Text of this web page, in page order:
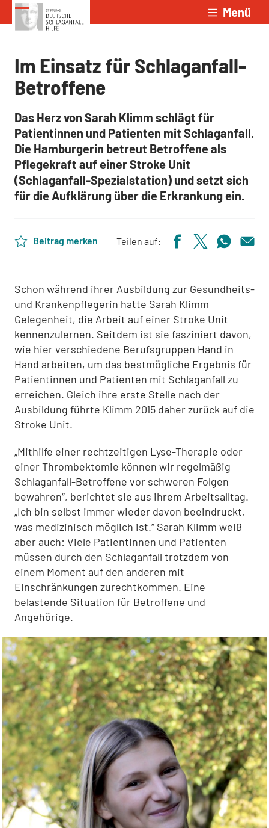
Zum Inhalt springen Menü
Im Einsatz für Schlaganfall-
Betroffene
Das Herz von Sarah Klimm schlägt für
Patientinnen und Patienten mit Schlaganfall.
Die Hamburgerin betreut Betroffene als
Pflegekraft auf einer Stroke Unit
(Schlaganfall-Spezialstation) und setzt sich
für die Aufklärung über die Erkrankung ein.
Beitrag merken Teilen auf:
Schon während ihrer Ausbildung zur Gesundheits-
und Krankenpflegerin hatte Sarah Klimm
Gelegenheit, die Arbeit auf einer Stroke Unit
kennenzulernen. Seitdem ist sie fasziniert davon,
wie hier verschiedene Berufsgruppen Hand in
Hand arbeiten, um das bestmögliche Ergebnis für
Patientinnen und Patienten mit Schlaganfall zu
erreichen. Gleich ihre erste Stelle nach der
Ausbildung führte Klimm 2015 daher zurück auf die
Stroke Unit.
„Mithilfe einer rechtzeitigen Lyse-Therapie oder
einer Thrombektomie können wir regelmäßig
Schlaganfall-Betroffene vor schweren Folgen
bewahren“, berichtet sie aus ihrem Arbeitsalltag.
„Ich bin selbst immer wieder davon beeindruckt,
was medizinisch möglich ist.“ Sarah Klimm weiß
aber auch: Viele Patientinnen und Patienten
müssen durch den Schlaganfall trotzdem von
einem Moment auf den anderen mit
Einschränkungen zurechtkommen. Eine
belastende Situation für Betroffene und
Angehörige.